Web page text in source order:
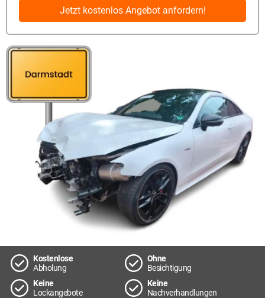
Jetzt kostenlos Angebot anfordern!
Kostenlose
Abholung
Ohne
Besichtigung
Keine
Lockangebote
Keine
Nachverhandlungen